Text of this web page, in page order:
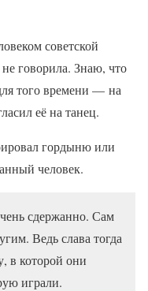
советской
говорила. Знаю, что
того времени — на
её на танец.
гордыню или
человек.
сдержанно. Сам
Ведь слава тогда
в которой они
играли.